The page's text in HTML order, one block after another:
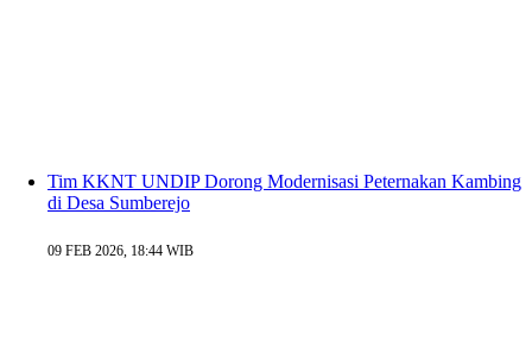
Tim KKNT UNDIP Dorong Modernisasi Peternakan Kambing
di Desa Sumberejo
09 FEB 2026, 18:44 WIB